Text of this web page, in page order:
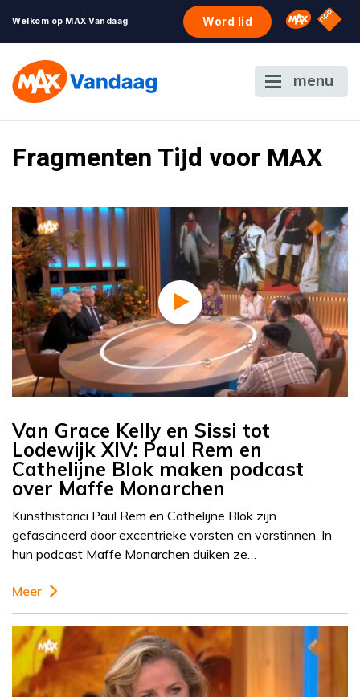
Welkom op MAX Vandaag Word lid Omroep
NPO
menu
Fragmenten Tijd voor MAX
Van Grace Kelly en Sissi tot
Lodewijk XIV: Paul Rem en
Cathelijne Blok maken podcast
over Maffe Monarchen
Kunsthistorici Paul Rem en Cathelijne Blok zijn
gefascineerd door excentrieke vorsten en vorstinnen. In
hun podcast Maffe Monarchen duiken ze…
Meer